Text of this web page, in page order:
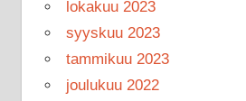
lokakuu 2023
syyskuu 2023
tammikuu 2023
joulukuu 2022